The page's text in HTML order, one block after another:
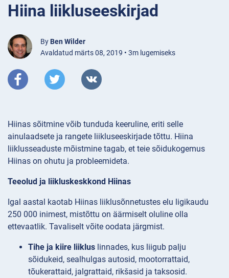
Hiina liikluseeskirjad
By Ben Wilder
Avaldatud märts 08, 2019 • 3m lugemiseks
Hiinas sõitmine võib tunduda keeruline, eriti selle
ainulaadsete ja rangete liikluseeskirjade tõttu. Hiina
liiklusseaduste mõistmine tagab, et teie sõidukogemus
Hiinas on ohutu ja probleemideta.
Teeolud ja liikluskeskkond Hiinas
Igal aastal kaotab Hiinas liiklusõnnetustes elu ligikaudu
250 000 inimest, mistõttu on äärmiselt oluline olla
ettevaatlik. Tavaliselt võite oodata järgmist.
Tihe ja kiire liiklus linnades, kus liigub palju
sõidukeid, sealhulgas autosid, mootorrattaid,
tõukerattaid, jalgrattaid, rikšasid ja taksosid.